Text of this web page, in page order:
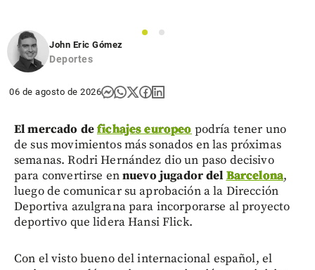
1
2
John Eric Gómez
Deportes
06 de agosto de 2026
El mercado defichajes europeopodría tener uno
de sus movimientos más sonados en las próximas
semanas. Rodri Hernández dio un paso decisivo
para convertirse ennuevo jugador delBarcelona,
luego de comunicar su aprobación a la Dirección
Deportiva azulgrana para incorporarse al proyecto
deportivo que lidera Hansi Flick.
Con el visto bueno del internacional español, el